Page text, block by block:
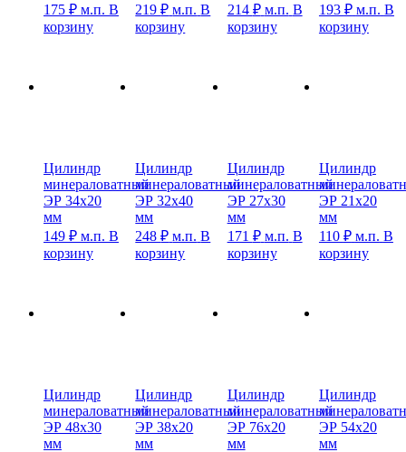
175 ₽ м.п. В
корзину
219₽ м.п. В
корзину
214 ₽ м.п. В
корзину
193 ₽ м.п. В
корзину
Цилиндр
минераловатный
ЭР 34х20
мм
149 ₽ м.п. В
корзину
Цилиндр
минераловатный
ЭР 32х40
мм
248₽ м.п. В
корзину
Цилиндр
минераловатный
ЭР 27х30
мм
171 ₽ м.п. В
корзину
Цилиндр
ЭР 21х20
мм
110 ₽ м.п. В
корзину
Цилиндр
минераловатный
ЭР 48х30
мм
Цилиндр
минераловатный
ЭР 38х20
мм
Цилиндр
минераловатный
ЭР 76х20
мм
Цилиндр
ЭР 54х20
мм